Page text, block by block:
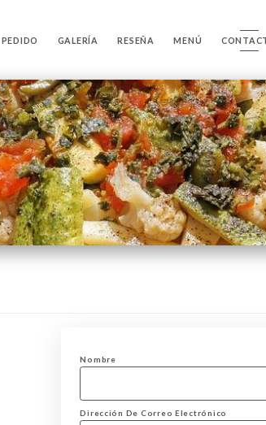
PEDIDO GALERÍA RESEÑA MENÚ
Nombre
Dirección De Correo Electrónico